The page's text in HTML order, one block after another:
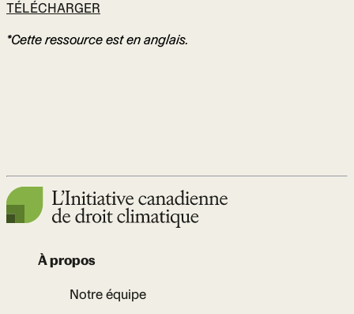
TÉLÉCHARGER
*Cette ressource est en anglais.
À propos
Notre équipe